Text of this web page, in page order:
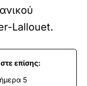
Lallouet.
επίσης:
5